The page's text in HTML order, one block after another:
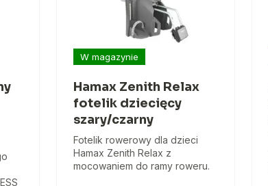
W magazynie
Hamax Zenith Relax
fotelik dziecięcy
szary/czarny
Fotelik rowerowy dla dzieci
Hamax Zenith Relax z
mocowaniem do ramy roweru.